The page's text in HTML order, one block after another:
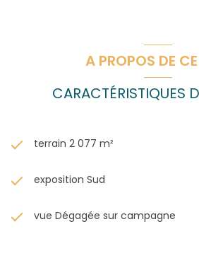
A PROPOS DE
CARACTÉRISTIQUES
terrain 2 077 m²
exposition Sud
vue Dégagée sur campagne